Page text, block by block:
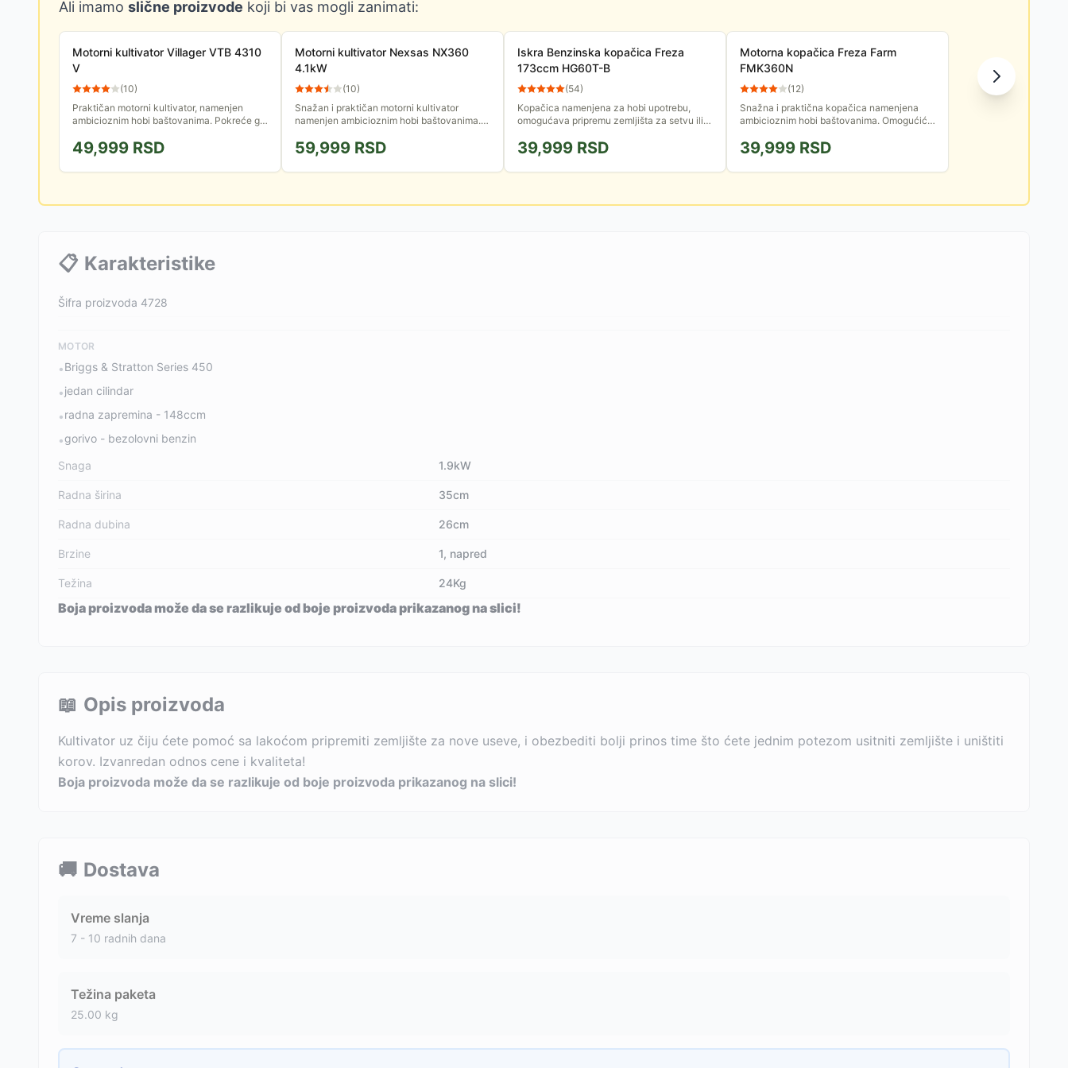
Ali imamo slične proizvode koji bi vas mogli zanimati:
Motorni kultivator Villager VTB 4310
V
(10)
Praktičan motorni kultivator, namenjen
ambicioznim hobi baštovanima. Pokreće ga
se sa 4 standardna rotora.
49,999 RSD
Motorni kultivator Nexsas NX360
4.1kW
(10)
Snažan i praktičan motorni kultivator
namenjen ambicioznim hobi baštovanima.
obrađujete svoju baštu. Radna širina...
59,999 RSD
Iskra Benzinska kopačica Freza
173ccm HG60T-B
(54)
Kopačica namenjena za hobi upotrebu,
omogućava pripremu zemljišta za setvu ili
Opremljena OHV benzinskim...
39,999 RSD
Motorna kopačica Freza Farm
FMK360N
(12)
Snažna i praktična kopačica namenjena
ambicioznim hobi baštovanima. Omogućiće
baštu.
39,999 RSD
📋 Karakteristike
Šifra proizvoda 4728
MOTOR
•Briggs & Stratton Series 450
•jedan cilindar
•radna zapremina - 148ccm
•gorivo - bezolovni benzin
Snaga
1.9kW
Radna širina 35cm
Radna dubina 26cm
Brzine 1, napred
Težina 24Kg
Boja proizvoda može da se razlikuje od boje proizvoda prikazanog na slici!
📖 Opis proizvoda
Kultivator uz čiju ćete pomoć sa lakoćom pripremiti zemljište za nove useve, i obezbediti bolji prinos time što ćete jednim potezom usitniti zemljište i uništiti
korov. Izvanredan odnos cene i kvaliteta!
Boja proizvoda može da se razlikuje od boje proizvoda prikazanog na slici!
🚚 Dostava
Vreme slanja
7 - 10 radnih dana
Težina paketa
25.00 kg